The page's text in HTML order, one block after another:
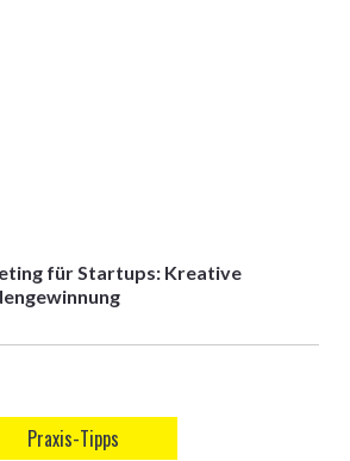
für Startups: Kreative
Praxis-Tipps